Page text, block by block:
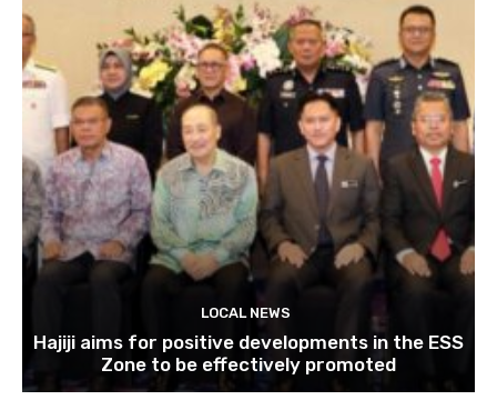
LOCAL NEWS
Hajiji aims for positive developments in the ESS
Zone to be effectively promoted